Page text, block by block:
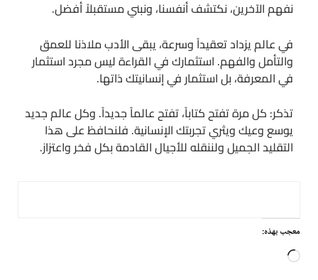
نفهم الآخرين، نكتشف أنفسنا، ونبني مستقبلاً أفضل.
في عالم يزداد تعقيداً وسرعة، يبقى الأدب ملاذنا للعمق
والتأمل والفهم. استثمارك في القراءة ليس مجرد استثمار
في المعرفة، بل استثمار في إنسانيتك ذاتها.
تذكر: كل مرة تفتح كتاباً، تفتح عالماً جديداً. وكل عالم جديد
يوسع وعيك ويثري تجربتك الإنسانية. فلنحافظ على هذا
التقليد الجميل ولننقله للأجيال القادمة بكل فخر واعتزاز.
معجب بهذه:
جاري